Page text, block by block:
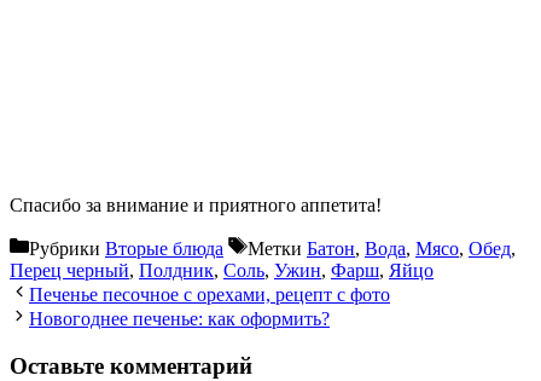
Спасибо за внимание и приятного аппетита!
Рубрики Вторые блюда Метки Батон, Вода, Мясо, Обед,
Перец черный, Полдник, Соль, Ужин, Фарш, Яйцо
Печенье песочное с орехами, рецепт с фото
Новогоднее печенье: как оформить?
Оставьте комментарий